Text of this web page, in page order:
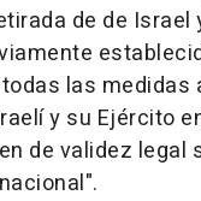
de de Israel
las medidas
y su Ejército
de validez legal